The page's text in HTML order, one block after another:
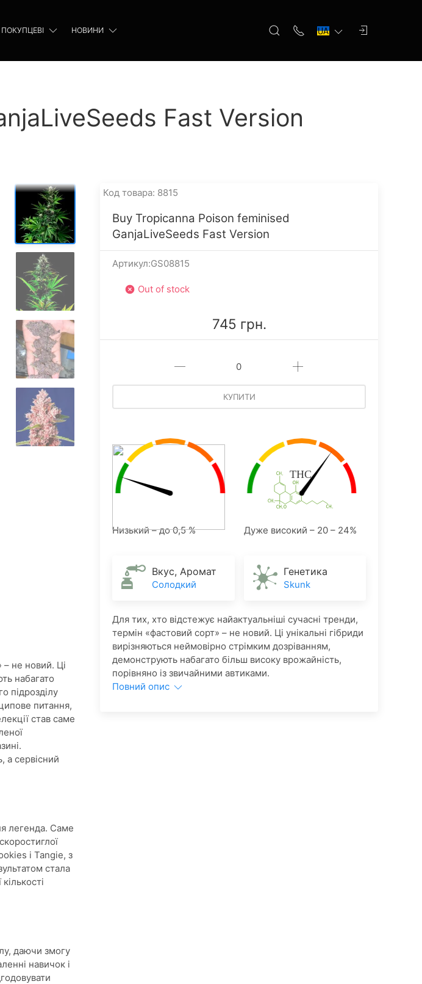
ПОКУПЦЕВІ НОВИНИ
Fast Version
– не новий. Ці
набагато
підрозділу
питання,
став саме
а сервісний
легенда. Саме
і Tangie, з
стала
даючи змогу
навичок і
Код товара: 8815
Buy Tropicanna Poison feminised
GanjaLiveSeeds Fast Version
Артикул:GS08815
Out of stock
745 грн.
КУПИТИ
Низький – до 0,5 % Дуже високий – 20 – 24%
Вкус, Аромат
Солодкий
Генетика
Skunk
Для тих, хто відстежує найактуальніші сучасні тренди,
термін «фастовий сорт» – не новий. Ці унікальні гібриди
вирізняються неймовірно стрімким дозріванням,
демонструють набагато більш високу врожайність,
порівняно із звичайними автиками.
Повний опис